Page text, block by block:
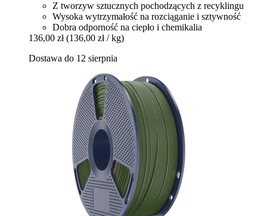
Z tworzyw sztucznych pochodzących z recyklingu
Wysoka wytrzymałość na rozciąganie i sztywność
Dobra odporność na ciepło i chemikalia
136,00 zł (136,00 zł / kg)
Dostawa do 12 sierpnia